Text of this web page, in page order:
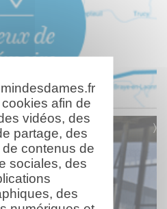
afin de
vidéos, des
partage, des
contenus de
sociales, des
des